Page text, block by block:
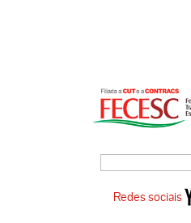
Redes sociais